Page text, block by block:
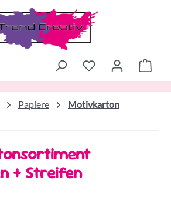
Papiere Motivkarton
+ Streifen